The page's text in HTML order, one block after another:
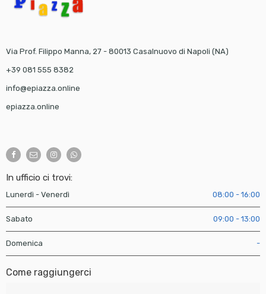
Via Prof. Filippo Manna, 27 - 80013 Casalnuovo di Napoli (NA)
+39 081 555 8382
info@epiazza.online
epiazza.online
In ufficio ci trovi:
Lunerdì - Venerdì 08:00 - 16:00
Sabato 09:00 - 13:00
Domenica -
Come raggiungerci